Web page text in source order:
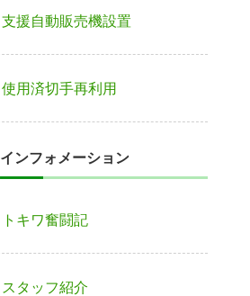
支援自動販売機設置
使用済切手再利用
インフォメーション
トキワ奮闘記
スタッフ紹介